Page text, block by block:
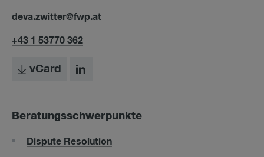
deva.zwitter@fwp.at
+43 1 53770 362
vCard
Beratungsschwerpunkte
Dispute Resolution